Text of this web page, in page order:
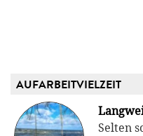
AUFARBEITVIELZEIT
Selten